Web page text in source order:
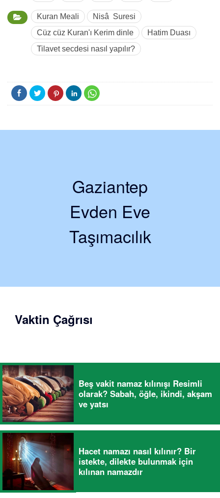
Kuran Meali
Nisâ Suresi
Cüz cüz Kuran'ı Kerim dinle
Hatim Duası
Tilavet secdesi nasıl yapılır?
Gaziantep
Evden Eve
Taşımacılık
Vaktin Çağrısı
Beş vakit namaz kılınışı Resimli
olarak? Sabah, öğle, ikindi, akşam
ve yatsı
Hacet namazı nasıl kılınır? Bir
istekte, dilekte bulunmak için
kılınan namazdır